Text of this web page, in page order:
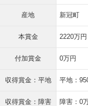
産地 新冠町
本賞金 2220万円
付加賞金 0万円
収得賞金：平地 平地：
収得賞金：障害 障害：0